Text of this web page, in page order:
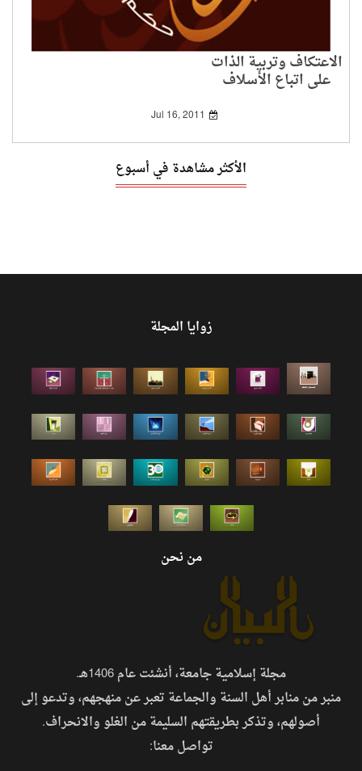
الاعتكاف وتربية الذات
على اتباع الأسلاف
Jul 16, 2011
الأكثر مشاهدة في أسبوع
زوايا المجلة
من نحن
مجلة إسلامية جامعة، أنشئت عام 1406هـ.
منبر من منابر أهل السنة والجماعة تعبر عن منهجهم، وتدعو إلى
أصولهم، وتذكر بطريقتهم السليمة من الغلو والانحراف.
تواصل معنا: